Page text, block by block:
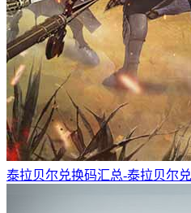
泰拉贝尔兑换码汇总-泰拉贝尔